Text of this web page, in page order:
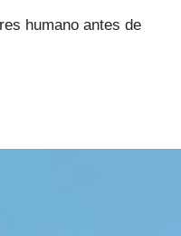
humano antes de